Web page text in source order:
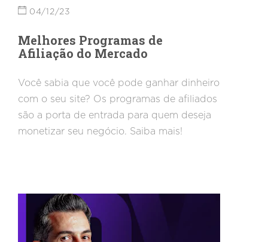
04/12/23
Melhores Programas de
Afiliação do Mercado
Você sabia que você pode ganhar dinheiro
com o seu site? Os programas de afiliados
são a porta de entrada para quem deseja
monetizar seu negócio. Saiba mais!